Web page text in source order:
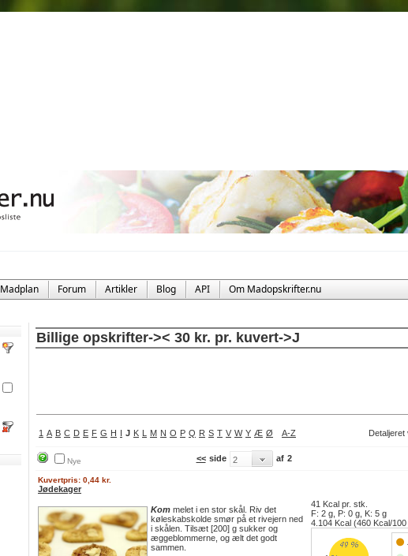
Madplan Forum Artikler Blog API Om Madopskrifter.nu
Billige opskrifter->< 30 kr. pr. kuvert->J
1 A B C D E F G H I J K L M N O P Q R S T V W Y Æ Ø A-Z Detaljeret
Nye << side af 2
Kuvertpris: 0,44 kr.
Jødekager
Kom melet i en stor skål. Riv det
køleskabskolde smør på et rivejern ned
i skålen. Tilsæt [200] g sukker og
æggeblommerne, og ælt det godt
sammen.
41 Kcal pr. stk.
F: 2 g, P: 0 g, K: 5 g
4.104 Kcal (460 Kcal/100